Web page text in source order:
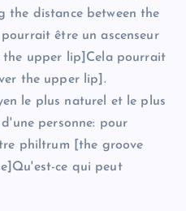
the distance between the
être un ascenseur
upper lip]Cela pourrait
the upper lip].
le plus naturel et le plus
personne: pour
philtrum [the groove
ce qui peut